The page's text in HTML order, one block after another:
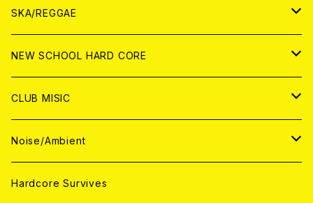
ANALOG
ANALOG
ANALOG
CD
CD
ANALOG
WORLD
CD
ANALOG
JAPAN
CD
ANALOG
WORLD
CD
ANALOG
SKA/REGGAE
JAPAN
CD
ANALOG
WORLD
CD
ANALOG
NEW SCHOOL HARD CORE
JAPAN
CD
ANALOG
WORLD
CD
CLUB MISIC
JAPAN
CD
WORLD
Noise/Ambient
JAPAN
Hardcore Survives